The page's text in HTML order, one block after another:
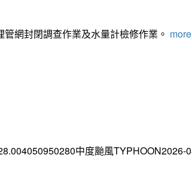
網封閉調查作業及水量計檢修作業。
中度颱風